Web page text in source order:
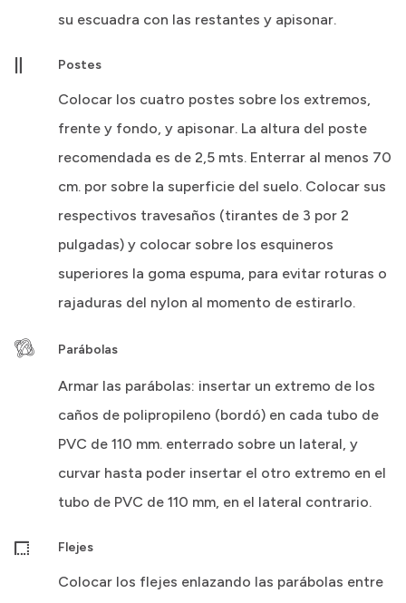
su escuadra con las restantes y apisonar.
Postes
Colocar los cuatro postes sobre los extremos,
frente y fondo, y apisonar. La altura del poste
recomendada es de 2,5 mts. Enterrar al menos 70
cm. por sobre la superficie del suelo. Colocar sus
respectivos travesaños (tirantes de 3 por 2
pulgadas) y colocar sobre los esquineros
superiores la goma espuma, para evitar roturas o
rajaduras del nylon al momento de estirarlo.
Parábolas
Armar las parábolas: insertar un extremo de los
caños de polipropileno (bordó) en cada tubo de
PVC de 110 mm. enterrado sobre un lateral, y
curvar hasta poder insertar el otro extremo en el
tubo de PVC de 110 mm, en el lateral contrario.
Flejes
Colocar los flejes enlazando las parábolas entre